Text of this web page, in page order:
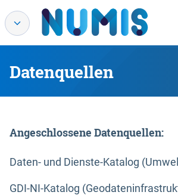
Datenquellen
Angeschlossene Datenquellen:
Daten- und Dienste-Katalog
GDI-NI-Katalog